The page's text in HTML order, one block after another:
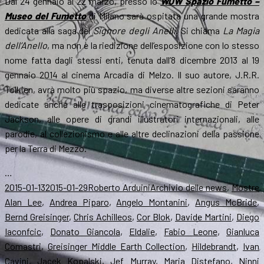
Museo del Fumettodi Milano sarà ospitata una grande mostra
dedicata alla saga delSignore degli Anelli. Si chiama La Magia
dell’Anello, ma non è la riedizione dell’esposizione con lo stesso
nome fatta dagli stessi enti, tenuta dall’8 dicembre 2013 al 19
gennaio 2014 al cinema Arcadia di Melzo. Il suo autore, J.R.R.
Tolkien, avrà molto più spazio, ma diverse altre sezioni saranno
dedicate anche alle trasposizioni cinematografiche di Peter
Jackson, alle opere di grandi illustratori internazionali, alle
parodie, al collezionismo e alle altre declinazioni della passione
per la Terra di Mezzo.
…
Scritto
il
2015-01-132015-01-29Autore
Roberto ArduiniCategorie
Archivio delle news,Mostre
Alan Lee, Andrea Piparo, Angelo Montanini,Angus McBride,
Bernd Greisinger, Chris Achilleos, Cor Blok, Davide Martini, Diego
Iaconfcic, Donato Giancola, Eldalie, Fabio Leone,Gianluca
Comastri,Greisinger Middle Earth Collection, Hildebrandt, Ivan
Cavini, Jacek Kopalski,Jef Murray, Maria Distefano, Ninni